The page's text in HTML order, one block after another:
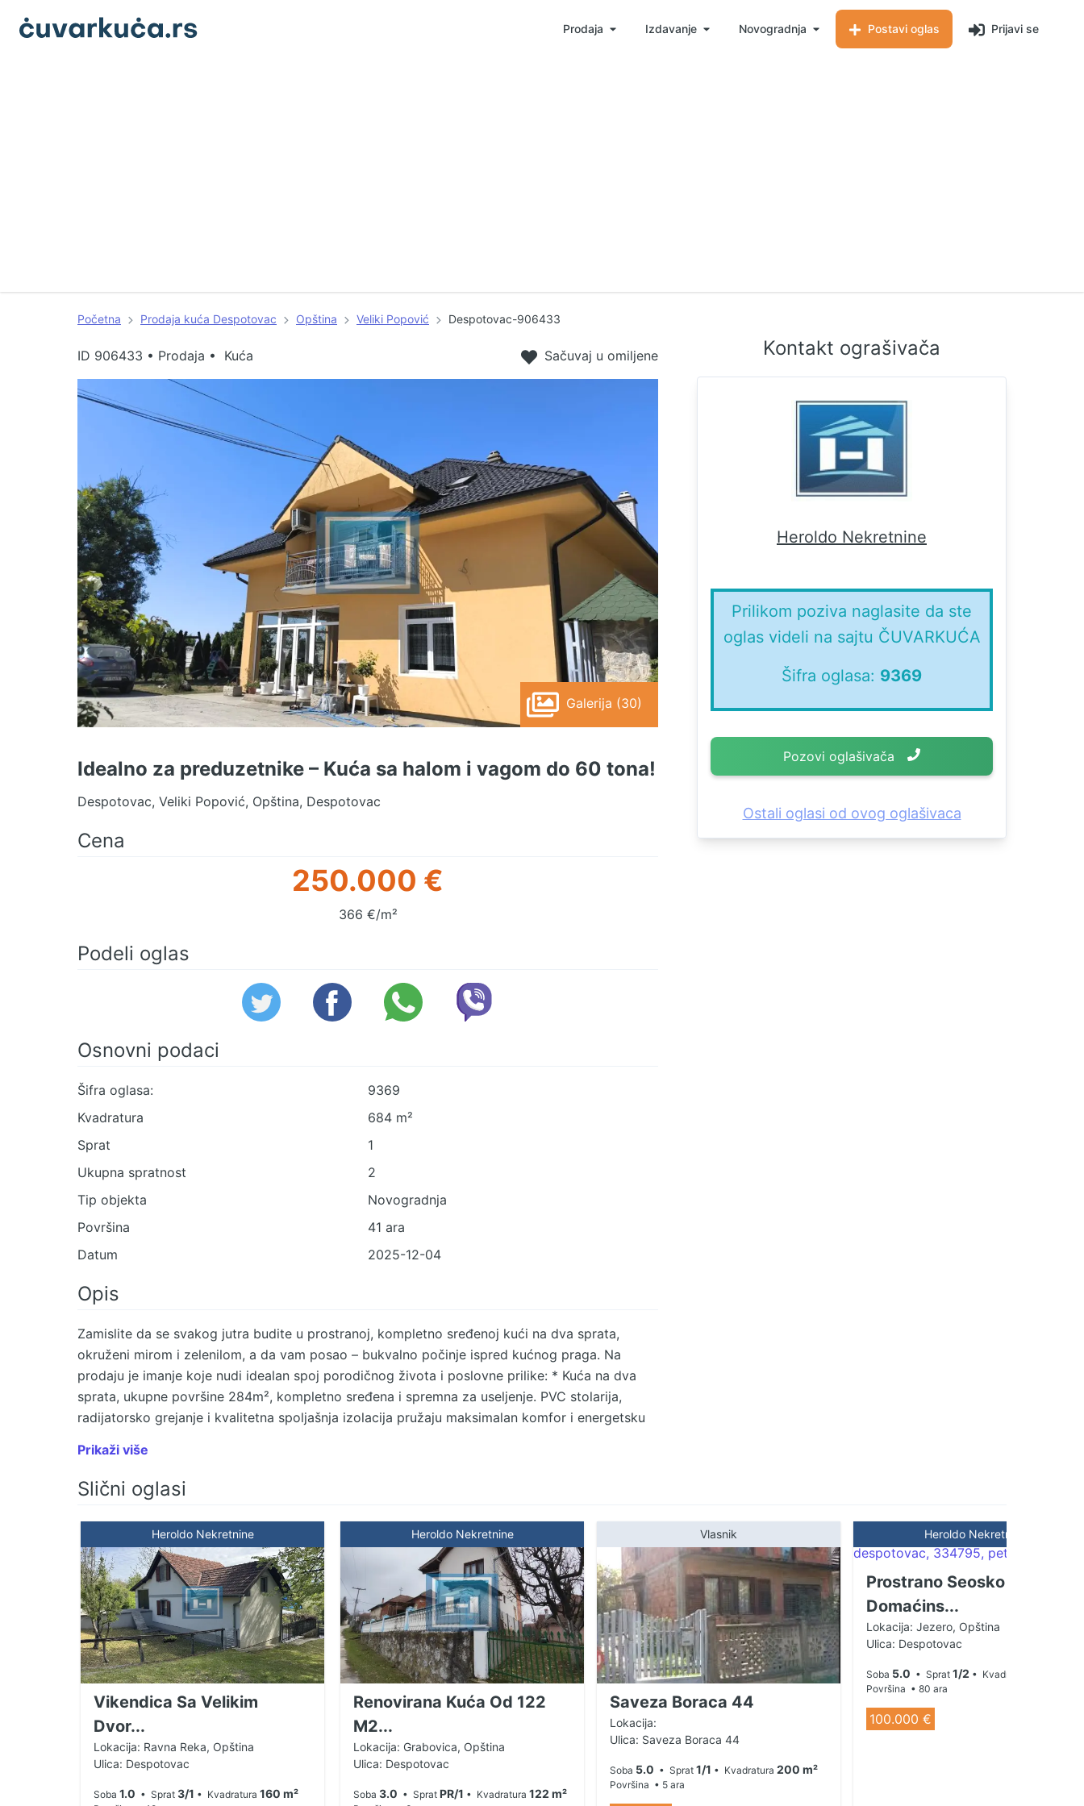
Prodaja Izdavanje Novogradnja Postavi oglas Prijavi se
Početna Prodaja kuća Despotovac Opština Veliki Popović Despotovac-906433
ID 906433 • Prodaja • Kuća Sačuvaj u omiljene
Galerija (30)
Idealno za preduzetnike – Kuća sa halom i vagom do 60 tona!
Despotovac, Veliki Popović, Opština, Despotovac
Cena
250.000 €
366 €/m²
Podeli oglas
Osnovni podaci
Šifra oglasa:
9369
Kvadratura
684 m²
Sprat
1
Ukupna spratnost
2
Tip objekta
Novogradnja
Površina
41 ara
Datum
2025-12-04
Opis
Zamislite da se svakog jutra budite u prostranoj, kompletno sređenoj kući na dva sprata,
okruženi mirom i zelenilom, a da vam posao – bukvalno počinje ispred kućnog praga. Na
prodaju je imanje koje nudi idealan spoj porodičnog života i poslovne prilike: * Kuća na dva
sprata, ukupne površine 284m², kompletno sređena i spremna za useljenje. PVC stolarija,
radijatorsko grejanje i kvalitetna spoljašnja izolacija pružaju maksimalan komfor i energetsku
proizvodnju, skladištenje ili bilo koju drugu privrednu delatnost. *Sve se nalazi na prostranom
placu od 41 ar, koji uključuje i kolski vagu nosivosti do 60 tona – retkost na tržištu i ogromna
prednost za ozbiljan biznis. Bilo da tražite dom za svoju porodicu i paralelno želite da
razvijate posao bez dodatnih troškova zakupa prostora, ili investirate u nekretninu koja nudi
više izvora prihoda – ovo je prilika koju ne smete propustiti. Za više informacija i zakazivanje
obilaska, kontaktirajte: 064/831-20-81 064/831-20-64 Agencija Heroldo, 13. oktobra 5, lokal
2, Ćuprija
Prikaži više
Kontakt ograšivača
Heroldo Nekretnine
Prilikom poziva naglasite da ste
oglas videli na sajtu ČUVARKUĆA
Šifra oglasa: 9369
Pozovi oglašivača
Ostali oglasi od ovog oglašivaca
Slični oglasi
Heroldo Nekretnine
Vikendica Sa Velikim
Dvor...
Lokacija: Ravna Reka, Opština
Ulica: Despotovac
Soba 1.0 • Sprat 3/1 • Kvadratura 160 m²
Heroldo Nekretnine
Renovirana Kuća Od 122
M2...
Lokacija: Grabovica, Opština
Ulica: Despotovac
Soba 3.0 • Sprat PR/1 • Kvadratura 122 m²
Vlasnik
Saveza Boraca 44
Lokacija:
Ulica: Saveza Boraca 44
Soba 5.0 • Sprat 1/1 • Kvadratura 200 m²
Površina • 5 ara
Heroldo Nekretnine
Prostrano Seosko
Domaćins...
Lokacija: Jezero, Opština
Ulica: Despotovac
Soba 5.0 • Sprat 1/2 • Kvadratura
Površina • 80 ara
100.000 €